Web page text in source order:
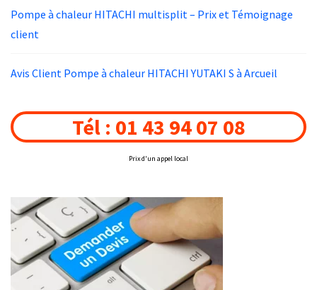
Pompe à chaleur HITACHI multisplit – Prix et Témoignage
client
Avis Client Pompe à chaleur HITACHI YUTAKI S à Arcueil
Tél : 01 43 94 07 08
Prix d'un appel local